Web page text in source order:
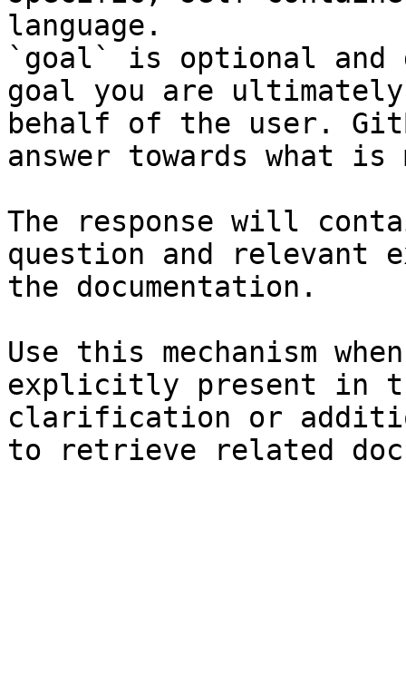
language.
`goal` is optional and
goal you are
behalf of the user.
answer towards what
The response will
question and relevant
the documentation.
Use this mechanism
explicitly present in
clarification or